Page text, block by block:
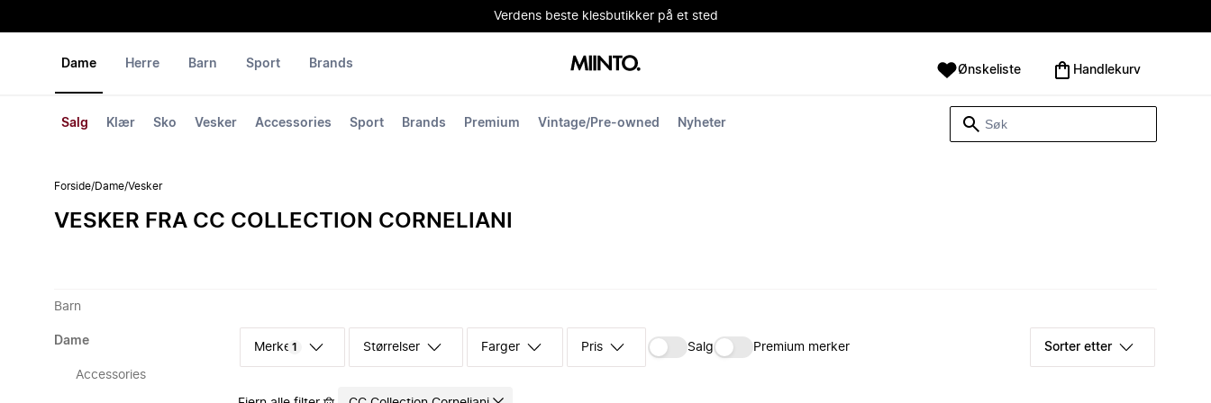
Verdens beste klesbutikker på et sted
Dame
Salg Klær Sko Vesker Accessories Sport Brands Premium Vintage/Pre-owned Nyheter
Herre Barn Sport Brands Ønskeliste Handlekurv
Forside/Dame/Vesker
VESKER FRA CC COLLECTION CORNELIANI
Barn
Dame
Accessories
Merke 1 Størrelser Farger Pris Salg Premium merker Sorter etter